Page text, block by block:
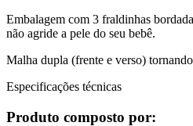
Embalagem com 3 fraldinhas
não agride a pele do seu bebê.
Malha dupla (frente e verso)
Especificações técnicas
Produto composto por: